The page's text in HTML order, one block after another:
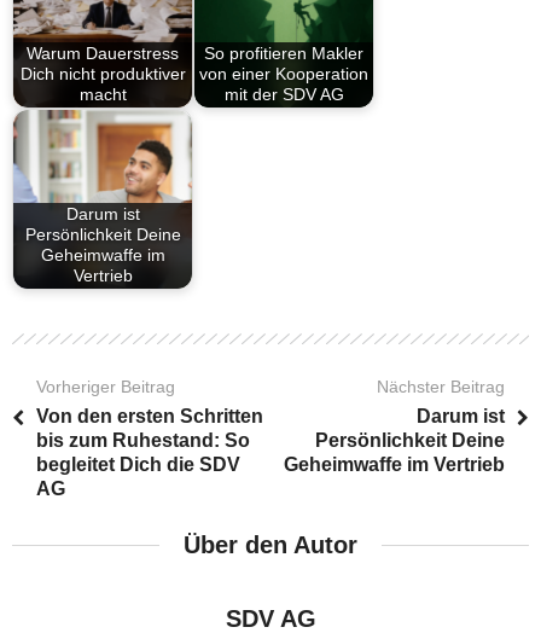
Warum Dauerstress
Dich nicht produktiver
macht
So profitieren Makler
von einer Kooperation
mit der SDV AG
Darum ist
Persönlichkeit Deine
Geheimwaffe im
Vertrieb
Vorheriger Beitrag
Von den ersten Schritten
bis zum Ruhestand: So
begleitet Dich die SDV
AG
Nächster Beitrag
Darum ist
Persönlichkeit Deine
Geheimwaffe im Vertrieb
Über den Autor
SDV AG